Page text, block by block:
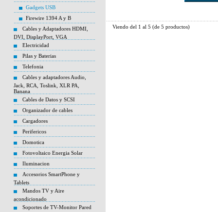
Gadgets USB
Firewire 1394 A y B
Cables y Adaptadores HDMI,
DVI, DisplayPort, VGA
Electricidad
Pilas y Baterias
Telefonia
Cables y adaptadores Audio,
Jack, RCA, Toslink, XLR PA,
Banana
Cables de Datos y SCSI
Organizador de cables
Cargadores
Perifericos
Domotica
Fotovoltaico Energia Solar
Iluminacion
Accesorios SmartPhone y
Tablets
Mandos TV y Aire
acondicionado
Soportes de TV-Monitor Pared
Viendo del 1 al 5 (de 5 productos)